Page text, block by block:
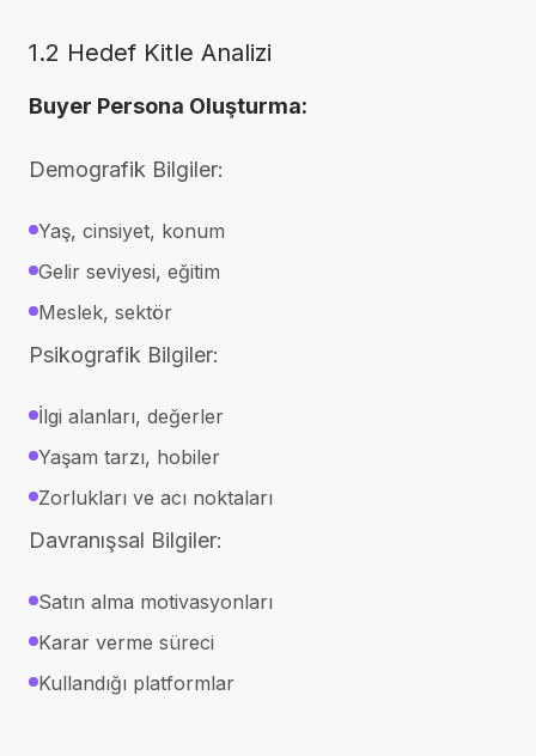
1.2 Hedef Kitle Analizi
Buyer Persona Oluşturma:
Demografik Bilgiler:
Yaş, cinsiyet, konum
Gelir seviyesi, eğitim
Meslek, sektör
Psikografik Bilgiler:
İlgi alanları, değerler
Yaşam tarzı, hobiler
Zorlukları ve acı noktaları
Davranışsal Bilgiler:
Satın alma motivasyonları
Karar verme süreci
Kullandığı platformlar